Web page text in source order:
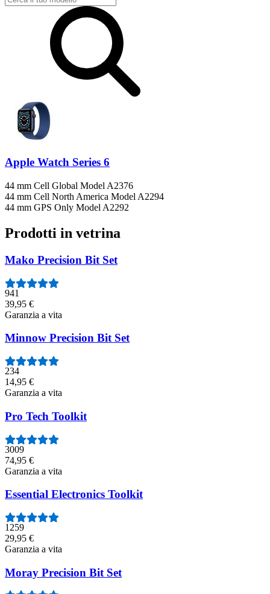
Apple Watch Series 6
44 mm Cell Global Model A2376
44 mm Cell North America Model A2294
44 mm GPS Only Model A2292
Prodotti in vetrina
Mako Precision Bit Set
941
39,95 €
Garanzia a vita
Minnow Precision Bit Set
234
14,95 €
Garanzia a vita
Pro Tech Toolkit
3009
74,95 €
Garanzia a vita
Essential Electronics Toolkit
1259
29,95 €
Garanzia a vita
Moray Precision Bit Set